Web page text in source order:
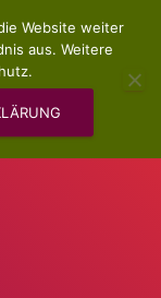
Website weiter
aus. Weitere